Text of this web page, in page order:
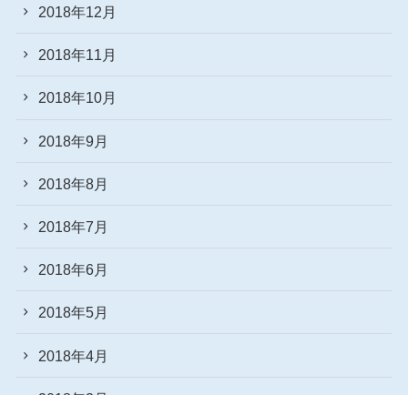
2018年12月
2018年11月
2018年10月
2018年9月
2018年8月
2018年7月
2018年6月
2018年5月
2018年4月